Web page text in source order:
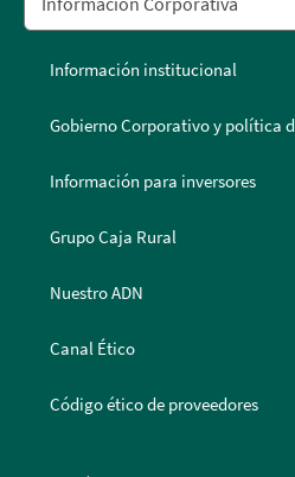
Información institucional
Gobierno Corporativo y política
Información para inversores
Grupo Caja Rural
Nuestro ADN
Canal Ético
Código ético de proveedores